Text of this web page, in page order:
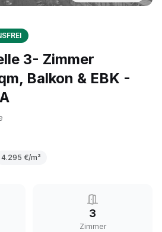
3- Zimmer
Balkon & EBK -
4.295 €/m²
3
Zimmer